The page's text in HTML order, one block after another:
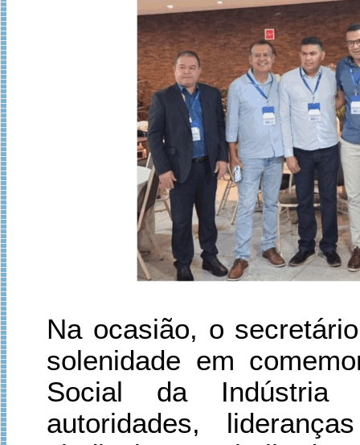
Na ocasião, o
solenidade em
Social da Indústria
autoridades,